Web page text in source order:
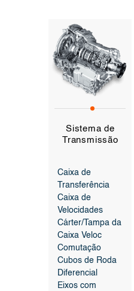
Sistema de
Transmissão
Caixa de
Transferência
Caixa de
Velocidades
Cárter/Tampa da
Caixa Veloc
Comutação
Cubos de Roda
Diferencial
Eixos com